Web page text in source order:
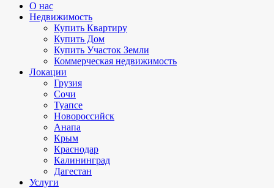
О нас
Недвижимость
Купить Квартиру
Купить Дом
Купить Участок Земли
Коммерческая недвижимость
Локации
Грузия
Сочи
Туапсе
Новороссийск
Анапа
Крым
Краснодар
Калининград
Дагестан
Услуги